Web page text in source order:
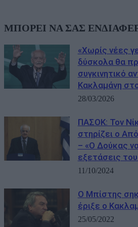
ΜΠΟΡΕΙ ΝΑ ΣΑΣ
«Χωρίς νέες
δύσκολα θα
συγκινητικό
Κακλαμάνη
28/03/2026
ΠΑΣΟΚ: Τον
στηρίζει ο
– «Ο Δούκας
εξετάσεις
11/10/2024
Ο Μπίστης
έριξε ο
25/05/2022